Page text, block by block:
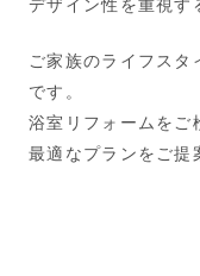
デザイン性を重視す
ご家族のライフスタ
です。
浴室リフォームをご
最適なプランをご提